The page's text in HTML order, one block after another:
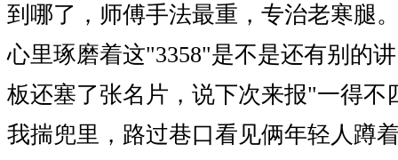
到哪了，师傅手法最重，专治老寒腿
心里琢磨着这"3358"是不是还有别的
板还塞了张名片，说下次来报"一得不
我揣兜里，路过巷口看见俩年轻人蹲